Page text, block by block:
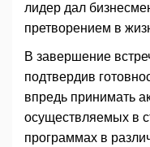
лидер дал
претворением в
В завершение
подтвердив
впредь принимать
осуществляемых в
программах в